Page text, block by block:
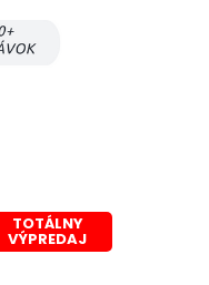
TOTÁLNY
VÝPREDAJ